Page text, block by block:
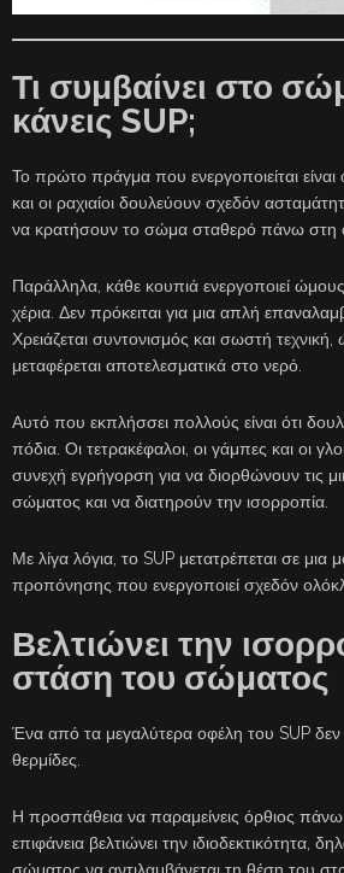
Τι συμβαίνει στο
κάνεις SUP;
Το πρώτο πράγμα που ενεργοποιείται είναι
και οι ραχιαίοι δουλεύουν σχεδόν
να κρατήσουν το σώμα σταθερό πάνω στη
Παράλληλα, κάθε κουπιά ενεργοποιεί
χέρια. Δεν πρόκειται για μια απλή
Χρειάζεται συντονισμός και σωστή
μεταφέρεται αποτελεσματικά στο νερό.
Αυτό που εκπλήσσει πολλούς είναι ότι
πόδια. Οι τετρακέφαλοι, οι γάμπες και οι
συνεχή εγρήγορση για να διορθώνουν τις
σώματος και να διατηρούν την ισορροπία.
Με λίγα λόγια, το SUP μετατρέπεται σε μια
προπόνησης που ενεργοποιεί σχεδόν
Βελτιώνει την
στάση του σώματος
Ένα από τα μεγαλύτερα οφέλη του SUP δεν
θερμίδες.
Η προσπάθεια να παραμείνεις όρθιος
επιφάνεια βελτιώνει την ιδιοδεκτικότητα,